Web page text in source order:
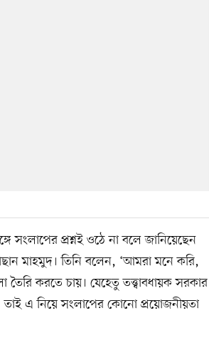
সংলাপের প্রশ্নই ওঠে না বলে জানিয়েছেন
মাহমুদ। তিনি বলেন, ‘আমরা মনে করি,
করতে চায়। যেহেতু তত্ত্বাবধায়ক সরকার
তাই এ নিয়ে সংলাপের কোনো প্রয়োজনীয়তা